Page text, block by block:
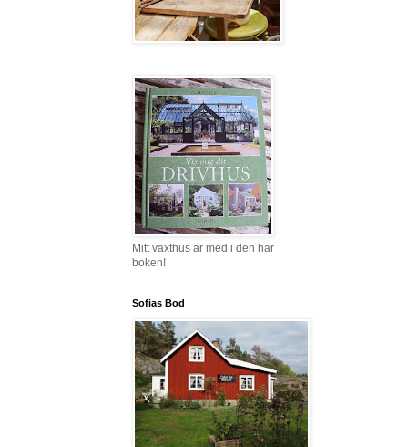
Mitt växthus är med i den här
boken!
Sofias Bod